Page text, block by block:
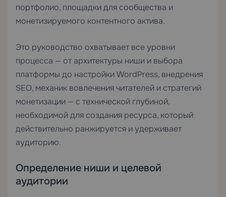
портфолио, площадки для сообщества и
монетизируемого контентного актива.
Это руководство охватывает все уровни
процесса — от архитектуры ниши и выбора
платформы до настройки WordPress, внедрения
SEO, механик вовлечения читателей и стратегий
монетизации — с технической глубиной,
необходимой для создания ресурса, который
действительно ранжируется и удерживает
аудиторию.
Определение ниши и целевой
аудитории